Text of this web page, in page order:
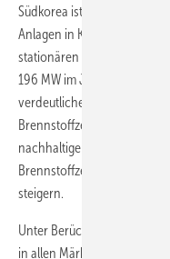
Südkorea ist jetzt auch der
Anlagen in KWK- und
stationären Anlagen in das
196 MW im Jahr 2022 (8 %
verdeutlichen die
Brennstoffzellen – und
nachhaltigen Politik sowie
steigern.
Unter Berücksichtigung des
in allen Märkten (stationär,